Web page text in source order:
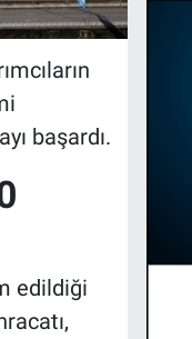
başardı.
edildiği